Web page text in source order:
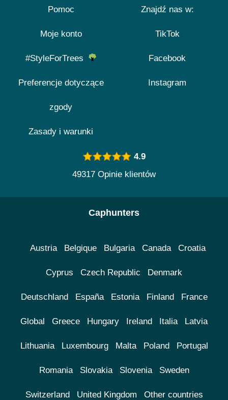
Pomoc
Moje konto
#StyleForTrees
Preferencje dotyczące
zgody
Zasady i warunki
Znajdź nas w:
TikTok
Facebook
Instagram
4.9
49317 Opinie klientów
Caphunters
Austria Belgique Bulgaria Canada Croatia
Cyprus Czech Republic Denmark
Deutschland España Estonia Finland France
Global Greece Hungary Ireland Italia Latvia
Lithuania Luxembourg Malta Poland Portugal
Romania Slovakia Slovenia Sweden
Switzerland United Kingdom Other countries